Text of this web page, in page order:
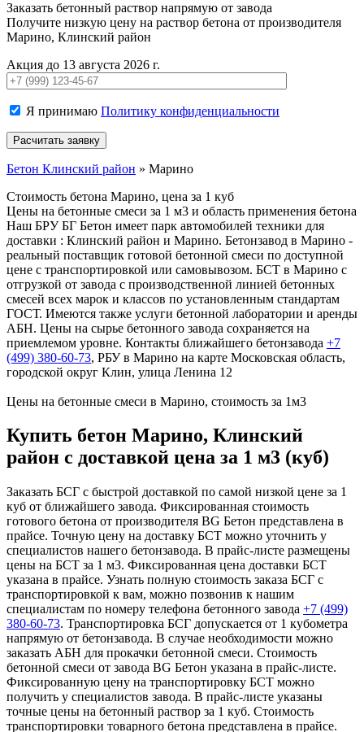
Заказать бетонный раствор напрямую от завода
Получите низкую цену на раствор бетона от производителя
Марино, Клинский район
Акция до 13 августа 2026 г.
Я принимаю Политику конфиденциальности
Бетон Клинский район » Марино
Стоимость бетона Марино, цена за 1 куб
Цены на бетонные смеси за 1 м3 и область применения бетона
Наш БРУ БГ Бетон имеет парк автомобилей техники для
доставки : Клинский район и Марино. Бетонзавод в Марино -
реальный поставщик готовой бетонной смеси по доступной
цене с транспортировкой или самовывозом. БСТ в Марино с
отгрузкой от завода с производственной линией бетонных
смесей всех марок и классов по установленным стандартам
ГОСТ. Имеются также услуги бетонной лаборатории и аренды
АБН. Цены на сырье бетонного завода сохраняется на
приемлемом уровне. Контакты ближайшего бетонзавода +7
(499) 380-60-73, РБУ в Марино на карте Московская область,
городской округ Клин, улица Ленина 12
Цены на бетонные смеси в Марино, стоимость за 1м3
Купить бетон Марино, Клинский
район с доставкой цена за 1 м3 (куб)
Заказать БСГ с быстрой доставкой по самой низкой цене за 1
куб от ближайшего завода. Фиксированная стоимость
готового бетона от производителя BG Бетон представлена в
прайсе. Точную цену на доставку БСТ можно уточнить у
специалистов нашего бетонзавода. В прайс-листе размещены
цены на БСТ за 1 м3. Фиксированная цена доставки БСТ
указана в прайсе. Узнать полную стоимость заказа БСГ с
транспортировкой к вам, можно позвонив к нашим
специалистам по номеру телефона бетонного завода +7 (499)
380-60-73. Транспортировка БСГ допускается от 1 кубометра
напрямую от бетонзавода. В случае необходимости можно
заказать АБН для прокачки бетонной смеси. Стоимость
бетонной смеси от завода BG Бетон указана в прайс-листе.
Фиксированную цену на транспортировку БСТ можно
получить у специалистов завода. В прайс-листе указаны
точные цены на бетонный раствор за 1 куб. Стоимость
транспортировки товарного бетона представлена в прайсе.